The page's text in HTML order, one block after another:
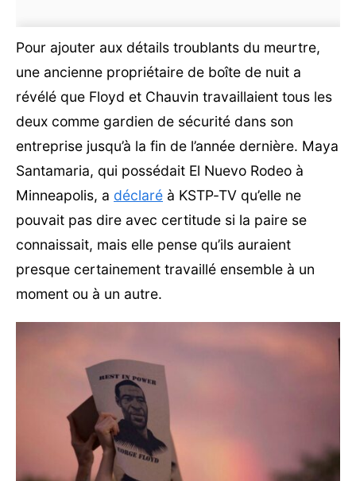
Pour ajouter aux détails troublants du meurtre,
une ancienne propriétaire de boîte de nuit a
révélé que Floyd et Chauvin travaillaient tous les
deux comme gardien de sécurité dans son
entreprise jusqu’à la fin de l’année dernière. Maya
Santamaria, qui possédait El Nuevo Rodeo à
Minneapolis, a déclaré à KSTP-TV qu’elle ne
pouvait pas dire avec certitude si la paire se
connaissait, mais elle pense qu’ils auraient
presque certainement travaillé ensemble à un
moment ou à un autre.